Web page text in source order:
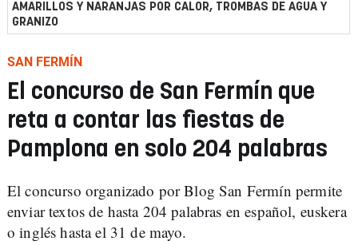
AMARILLOS Y NARANJAS POR CALOR, TROMBAS DE AGUA Y
GRANIZO
SAN FERMÍN
El concurso de San Fermín que
reta a contar las fiestas de
Pamplona en solo 204 palabras
El concurso organizado por Blog San Fermín permite
enviar textos de hasta 204 palabras en español, euskera
o inglés hasta el 31 de mayo.